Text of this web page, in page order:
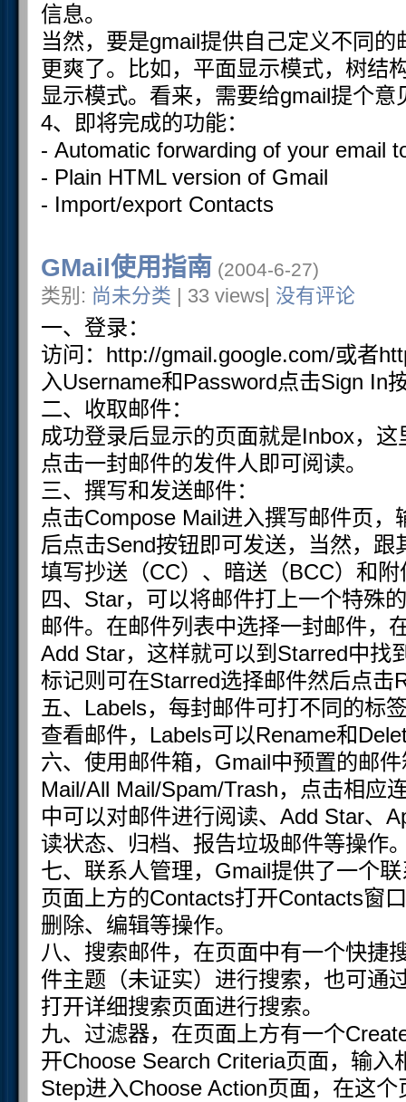
信息。
当然，要是gmail提供自己定义不同
更爽了。比如，平面显示模式，树结
显示模式。看来，需要给gmail提个意
4、即将完成的功能：
- Automatic forwarding of your email
- Plain HTML version of Gmail
- Import/export Contacts
GMail使用指南 (2004-6-27)
类别: 尚未分类 | 33 views| 没有评论
一、登录：
访问：http://gmail.google.com/或者
入Username和Password点击Sign In
二、收取邮件：
成功登录后显示的页面就是Inbox，
点击一封邮件的发件人即可阅读。
三、撰写和发送邮件：
点击Compose Mail进入撰写邮件页，
后点击Send按钮即可发送，当然，
填写抄送（CC）、暗送（BCC）和附
四、Star，可以将邮件打上一个特殊
邮件。在邮件列表中选择一封邮件，
Add Star，这样就可以到Starred中找
标记则可在Starred选择邮件然后点击
五、Labels，每封邮件可打不同的标
查看邮件，Labels可以Rename和
六、使用邮件箱，Gmail中预置的邮
Mail/All Mail/Spam/Trash，点击相应
中可以对邮件进行阅读、Add Star、
读状态、归档、报告垃圾邮件等操作
七、联系人管理，Gmail提供了一个
页面上方的Contacts打开Contacts窗
删除、编辑等操作。
八、搜索邮件，在页面中有一个快捷
件主题（未证实）进行搜索，也可通
打开详细搜索页面进行搜索。
九、过滤器，在页面上方有一个
开Choose Search Criteria页面，输入
Step进入Choose Action页面，在这